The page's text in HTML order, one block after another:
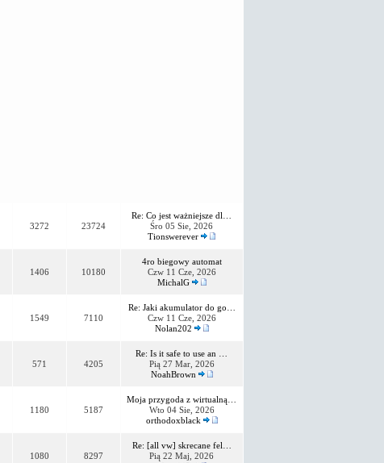
3272 23724
Re: Co jest ważniejsze dl…
Śro 05 Sie, 2026
Tionswerever
1406 10180
4ro biegowy automat
Czw 11 Cze, 2026
MichalG
1549 7110
Re: Jaki akumulator do go…
Czw 11 Cze, 2026
Nolan202
571 4205
Re: Is it safe to use an …
Pią 27 Mar, 2026
NoahBrown
1180 5187
Moja przygoda z wirtualną…
Wto 04 Sie, 2026
orthodoxblack
1080 8297
Re: [all vw] skrecane fel…
Pią 22 Maj, 2026